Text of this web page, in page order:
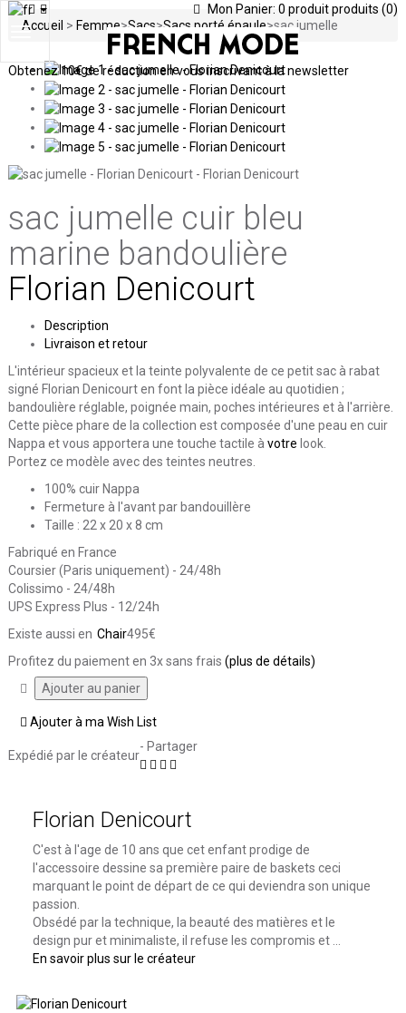
Mon Panier: 0 produitproduits (0)
Toggle
Obtenez10€ de réduction en vous inscrivant à la newsletter
Accueil > Femme>Sacs>Sacs porté épaule>sac jumelle
sac jumelle cuir bleu
marine bandoulière
Florian Denicourt
Description
Livraison et retour
L'intérieur spacieux et la teinte polyvalente de ce petit sac à rabat
signé Florian Denicourt en font la pièce idéale au quotidien ;
bandoulière réglable, poignée main, poches intérieures et à l'arrière.
Cette pièce phare de la collection est composée d'une peau en cuir
Nappa et vous apportera une touche tactile àvotre look.
Portez ce modèle avec des teintes neutres.
100% cuir Nappa
Fermeture à l'avant par bandouillère
Taille : 22 x 20 x 8 cm
Fabriqué en France
Coursier (Paris uniquement) - 24/48h
Colissimo - 24/48h
UPS Express Plus - 12/24h
Existe aussi en Chair495€
Profitez du paiement en 3x sans frais (plus de détails)
Ajouter à ma Wish List
Expédié par le créateur
- Partager
Florian Denicourt
C'est à l'age de 10 ans que cet enfant prodige de
l'accessoire dessine sa première paire de baskets ceci
marquant le point de départ de ce qui deviendra son unique
passion.
Obsédé par la technique, la beauté des matières et le
design pur et minimaliste, il refuse les compromis et ...
En savoir plus sur le créateur